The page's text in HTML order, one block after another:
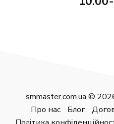
smmaster.com.ua ©
Про нас
Блог